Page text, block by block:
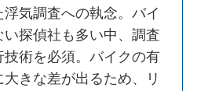
浮気調査への執念。バイ
探偵社も多い中、調査
技術を必須。バイクの有
きな差が出るため、リ